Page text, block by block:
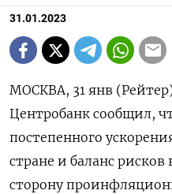
31.01.2023
МОСКВА, 31 янв
Центробанк сообщил,
постепенного
стране и баланс
сторону